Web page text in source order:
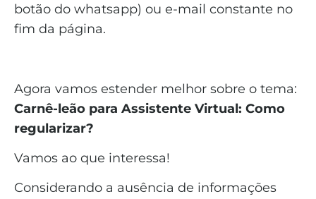
botão do whatsapp) ou e-mail constante no
fim da página.
Agora vamos estender melhor sobre o tema:
Carnê-leão para Assistente Virtual: Como
regularizar?
Vamos ao que interessa!
Considerando a ausência de informações